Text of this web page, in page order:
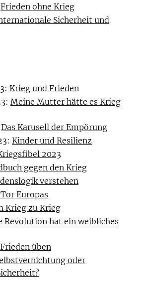
Frieden ohne Krieg
Sicherheit und
Krieg und Frieden
Meine Mutter hätte es Krieg
Das Karusell der Empörung
Kinder und Resilienz
2023
gegen den Krieg
verstehen
Europas
Krieg zu Krieg
Revolution hat ein weibliches
Frieden üben
oder